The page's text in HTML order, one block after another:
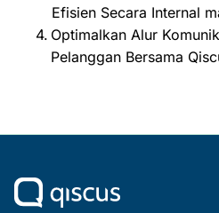
Efisien Secara Internal
Optimalkan Alur
Pelanggan Bersama